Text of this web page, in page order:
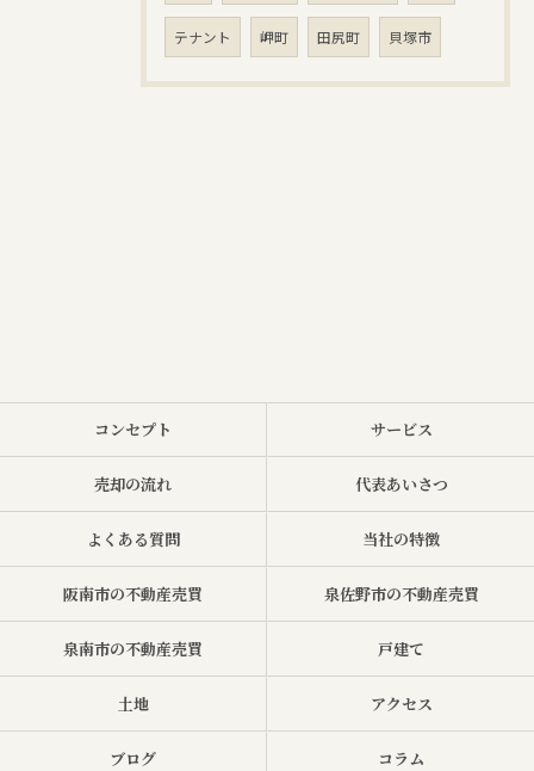
テナント 岬町 田尻町 貝塚市
コンセプト サービス
売却の流れ 代表あいさつ
よくある質問 当社の特徴
阪南市の不動産売買 泉佐野市の不動産売買
泉南市の不動産売買 戸建て
土地 アクセス
ブログ コラム